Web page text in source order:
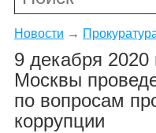
Новости →
9 декабря 2020
Москвы
по вопросам
коррупции